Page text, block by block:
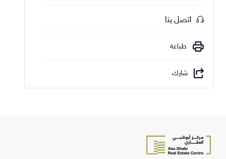
اتصل بنا
طباعة
شارك